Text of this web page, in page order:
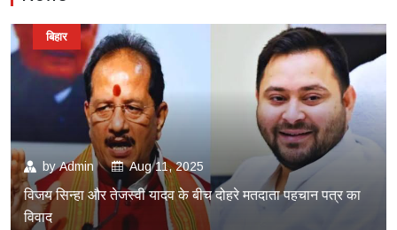
byAdmin Aug 11, 2025
विजय सिन्हा और तेजस्वी यादव के बीच दोहरे मतदाता पहचान पत्र का
विवाद
बिहार